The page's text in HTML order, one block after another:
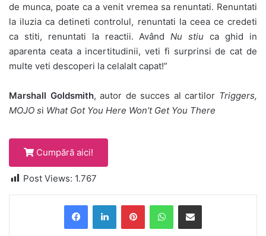
de munca, poate ca a venit vremea sa renuntati. Renuntati
la iluzia ca detineti controlul, renuntati la ceea ce credeti
ca stiti, renuntati la reactii. AvândNu stiu ca ghid in
aparenta ceata a incertitudinii, veti fi surprinsi de cat de
multe veti descoperi la celalalt capat!”
Marshall Goldsmith, autor de succes al cartilor Triggers,
MOJO si What Got You Here Won’t Get You There
Cumpără aici!
Post Views: 1.767